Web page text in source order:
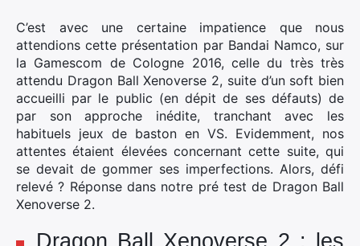
C’est avec une certaine impatience que nous
attendions cette présentation par Bandai Namco, sur
la Gamescom de Cologne 2016, celle du très très
attendu Dragon Ball Xenoverse 2, suite d’un soft bien
accueilli par le public (en dépit de ses défauts) de
par son approche inédite, tranchant avec les
habituels jeux de baston en VS. Evidemment, nos
attentes étaient élevées concernant cette suite, qui
se devait de gommer ses imperfections. Alors, défi
relevé ? Réponse dans notre pré test de Dragon Ball
Xenoverse 2.
Dragon Ball Xenoverse 2 : les